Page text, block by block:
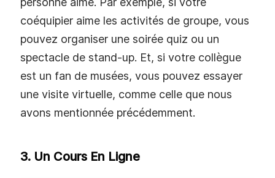
coéquipier aime les activités de groupe, vous
pouvez organiser une soirée quiz ou un
spectacle de stand-up. Et, si votre collègue
est un fan de musées, vous pouvez essayer
une visite virtuelle, comme celle que nous
avons mentionnée précédemment.
3. Un Cours En Ligne